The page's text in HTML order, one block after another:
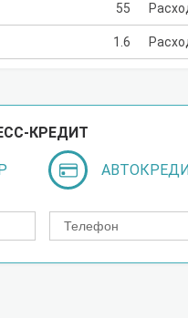
55
1.6
КРЕДИТ